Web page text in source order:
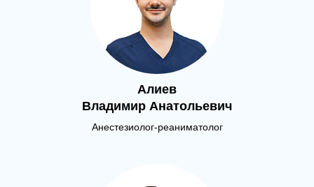
Алиев
Владимир Анатольевич
Анестезиолог-реаниматолог